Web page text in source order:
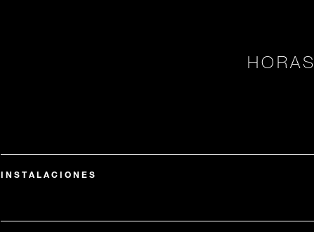
HORAS
INSTALACIONES